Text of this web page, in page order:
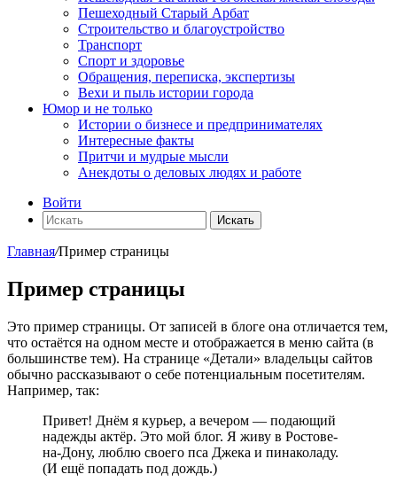
Пешеходный Старый Арбат
Строительство и благоустройство
Транспорт
Спорт и здоровье
Обращения, переписка, экспертизы
Вехи и пыль истории города
Юмор и не только
Истории о бизнесе и предпринимателях
Интересные факты
Притчи и мудрые мысли
Анекдоты о деловых людях и работе
Войти
Искать
Главная/Пример страницы
Пример страницы
Это пример страницы. От записей в блоге она отличается тем,
что остаётся на одном месте и отображается в меню сайта (в
большинстве тем). На странице «Детали» владельцы сайтов
обычно рассказывают о себе потенциальным посетителям.
Например, так:
Привет! Днём я курьер, а вечером — подающий
надежды актёр. Это мой блог. Я живу в Ростове-
на-Дону, люблю своего пса Джека и пинаколаду.
(И ещё попадать под дождь.)